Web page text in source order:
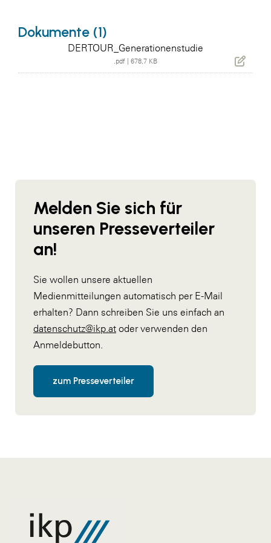
Dokumente (1)
DERTOUR_Generationenstudie
.pdf 678,7 KB
Melden Sie sich für
unseren Presseverteiler
an!
Sie wollen unsere aktuellen
Medienmitteilungen automatisch per E-Mail
erhalten? Dann schreiben Sie uns einfach an
datenschutz@ikp.at oder verwenden den
Anmeldebutton.
zum Presseverteiler